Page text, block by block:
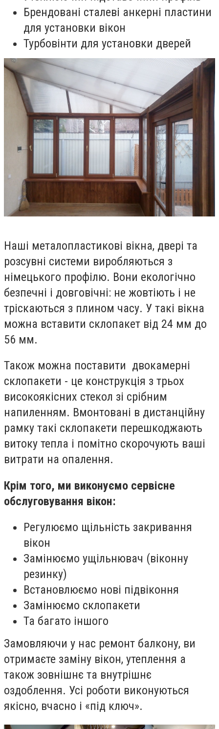
Брендовані сталеві анкерні пластини
для установки вікон
Турбовінти для установки дверей
Наші металопластикові вікна, двері та
розсувні системи виробляються з
німецького профілю. Вони екологічно
безпечні і довговічні: не жовтіють і не
тріскаються з плином часу. У такі вікна
можна вставити склопакет від 24 мм до
56 мм.
Також можна поставити двокамерні
склопакети - це конструкція з трьох
високоякісних стекол зі срібним
напиленням. Вмонтовані в дистанційну
рамку такі склопакети перешкоджають
витоку тепла і помітно скорочують ваші
витрати на опалення.
Крім того, ми виконуємо сервісне
обслуговування вікон:
Регулюємо щільність закривання
вікон
Замінюємо ущільнювач (віконну
резинку)
Встановлюємо нові підвіконня
Замінюємо склопакети
Та багато іншого
Замовляючи у нас ремонт балкону, ви
отримаєте заміну вікон, утеплення а
також зовнішнє та внутрішнє
оздоблення. Усі роботи виконуються
якісно, вчасно і «під ключ».